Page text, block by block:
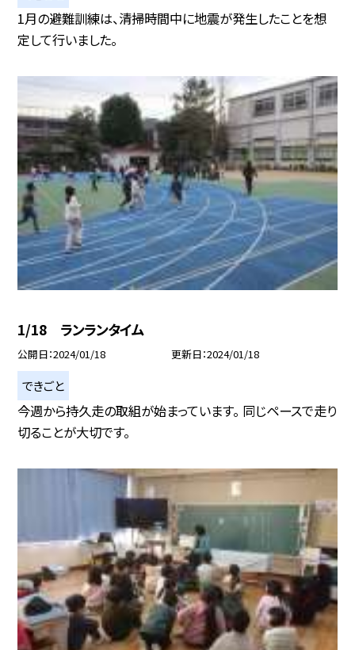
1月の避難訓練は、清掃時間中に地震が発生したことを想
定して行いました。
1/18 ランランタイム
公開日 2024/01/18 更新日 2024/01/18
できごと
今週から持久走の取組が始まっています。 同じペースで走り
切ることが大切です。